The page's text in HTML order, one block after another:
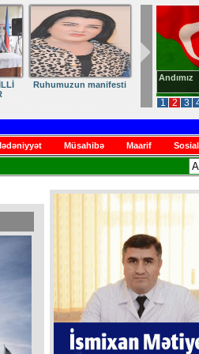
1 2 3
Andımız
Ruhumuzun manifesti
Müsahibə Maarif